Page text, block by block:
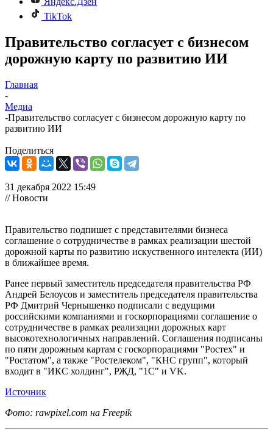
TikTok
Правительство согласует с бизнесом
дорожную карту по развитию ИИ
Главная
-
Медиа
-Правительство согласует с бизнесом дорожную карту по
развитию ИИ
Поделиться
31 декабря 2022 15:49
// Новости
Правительство подпишет с представителями бизнеса
соглашение о сотрудничестве в рамках реализации шестой
дорожной карты по развитию искуственного интелекта (ИИ)
в ближайшее время.
Ранее первый заместитель председателя правительства РФ
Андрей Белоусов и заместитель председателя правительства
РФ Дмитрий Чернышенко подписали с ведущими
российскими компаниями и госкорпорациями соглашение о
сотрудничестве в рамках реализации дорожных карт
высокотехнологичных направлений. Соглашения подписаны
по пяти дорожным картам с госкорпорациями "Ростех" и
"Ростатом", а также "Ростелеком", "КНС групп", который
входит в "ИКС холдинг", РЖД, "1С" и VK.
Источник
Фото: rawpixel.com на Freepik